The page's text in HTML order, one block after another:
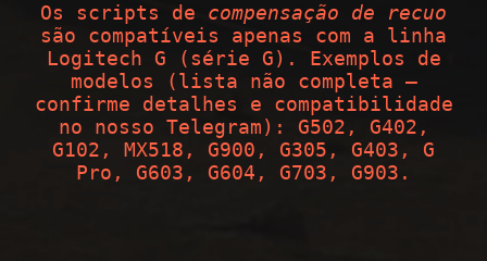
Os scripts de compensação de recuo
são compatíveis apenas com a linha
Logitech G (série G). Exemplos de
modelos (lista não completa —
confirme detalhes e compatibilidade
no nosso Telegram): G502, G402,
G102, MX518, G900, G305, G403, G
Pro, G603, G604, G703, G903.